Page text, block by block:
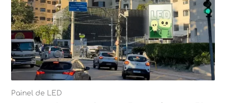
Painel de LED